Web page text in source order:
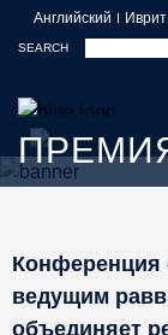
Английский Иврит
SEARCH
Конференция
ведущим
объединяет